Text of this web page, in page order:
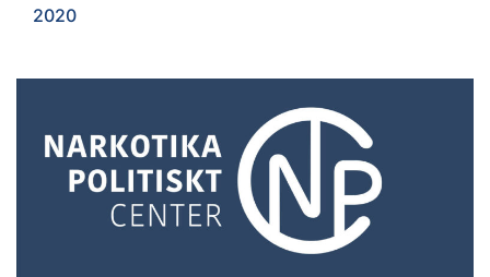
2020